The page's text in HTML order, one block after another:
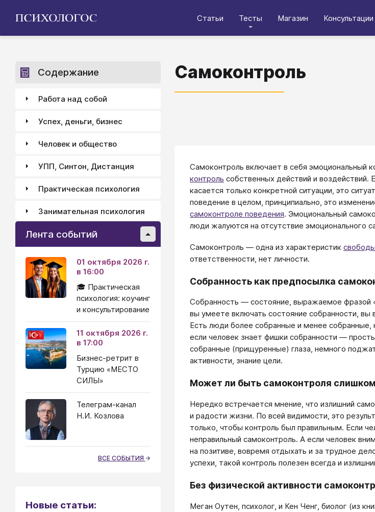
Статьи Тесты Магазин Консультации
Самоконтроль
Самоконтроль включает в себя эмоциональный
контроль собственных действий и воздействий.
касается только конкретной ситуации, это
поведение в целом, принципиально, это
самоконтроле поведения. Эмоциональный
люди жалуются на отсутствие эмоционального
Самоконтроль — одна из характеристик свободы
ответственности, нет личности.
Собранность как предпосылка
Собранность — состояние, выражаемое фразой
вы умеете включать состояние собранности, вы
Есть люди более собранные и менее
если человек знает фишки собранности —
собранные (прищуренные) глаза, немного
активности, знание цели.
Может ли быть самоконтроля
Нередко встречается мнение, что излишний
и радости жизни. По всей видимости, это
только, чтобы контроль был правильным. Если
неправильный самоконтроль. А если человек
на позитиве, вовремя отдыхать и за трудное
успехи, такой контроль полезен всегда и
Без физической активности
Меган Оутен, психолог, и Кен Ченг, биолог (из
Содержание
Работа над собой
Успех, деньги, бизнес
Человек и общество
УПП, Синтон, Дистанция
Практическая психология
Занимательная психология
Лента событий
01 октября 2026 г.
в 16:00
🎓 Практическая
психология: коучинг
и консультирование
11 октября 2026 г.
в 17:00
Бизнес-ретрит в
Турцию «МЕСТО
СИЛЫ»
Телеграм-канал
Н.И. Козлова
ВСЕ СОБЫТИЯ
Новые статьи: